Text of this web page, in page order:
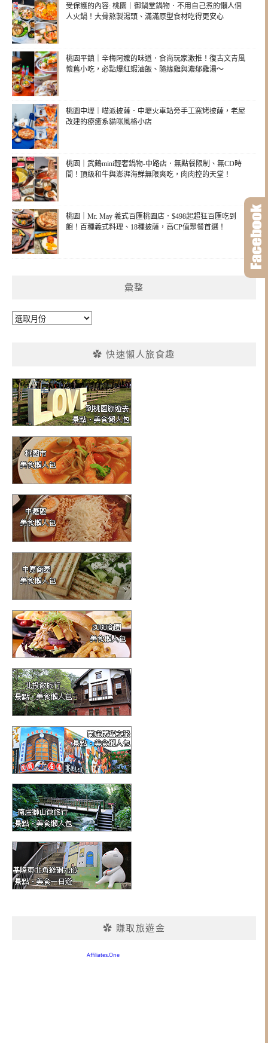
受保護的內容: 桃園｜御鍋堂鍋物．不用自己煮的懶人個
人火鍋！大骨熬製湯頭、滿滿原型食材吃得更安心
桃園平鎮｜辛梅阿嬤的味道．食尚玩家激推！復古文青風
懷舊小吃，必點爆紅蝦滷飯、隨緣雞與濃郁雞湯～
桃園中壢｜喵派披薩．中壢火車站旁手工窯烤披薩，老屋
改建的療癒系貓咪風格小店
桃園｜武鶴mini輕奢鍋物-中路店．無點餐限制、無CD時
間！頂級和牛與澎湃海鮮無限爽吃，肉肉控的天堂！
桃園｜Mr. May 義式百匯桃園店．$498起超狂百匯吃到
飽！百種義式料理、18種披薩，高CP值聚餐首選！
彙整
彙
✿ 快速懶人旅食趣
✿ 賺取旅遊金